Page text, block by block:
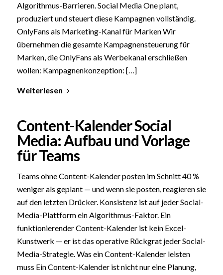
Algorithmus-Barrieren. Social Media One plant,
produziert und steuert diese Kampagnen vollständig.
OnlyFans als Marketing-Kanal für Marken Wir
übernehmen die gesamte Kampagnensteuerung für
Marken, die OnlyFans als Werbekanal erschließen
wollen: Kampagnenkonzeption: […]
Weiterlesen
Content-Kalender Social
Media: Aufbau und Vorlage
für Teams
Teams ohne Content-Kalender posten im Schnitt 40 %
weniger als geplant — und wenn sie posten, reagieren sie
auf den letzten Drücker. Konsistenz ist auf jeder Social-
Media-Plattform ein Algorithmus-Faktor. Ein
funktionierender Content-Kalender ist kein Excel-
Kunstwerk — er ist das operative Rückgrat jeder Social-
Media-Strategie. Was ein Content-Kalender leisten
muss Ein Content-Kalender ist nicht nur eine Planung,